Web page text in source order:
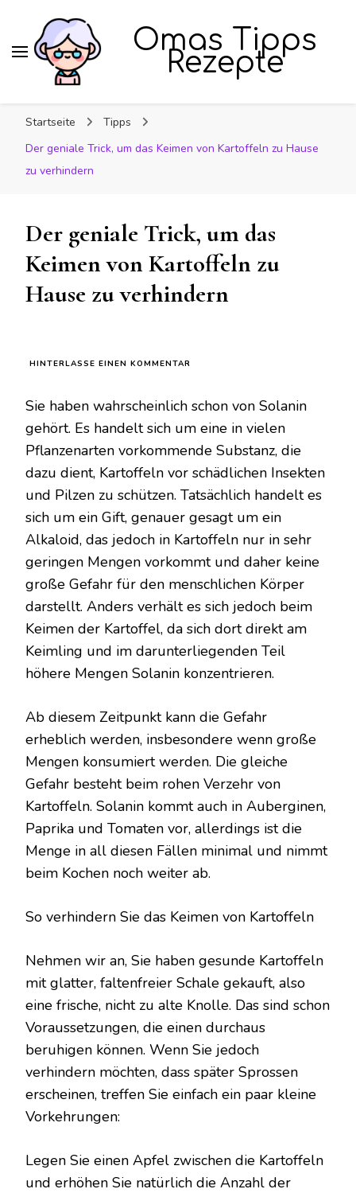
Omas Tipps
Rezepte
Startseite
Tipps
Der geniale Trick, um das Keimen von Kartoffeln zu Hause
zu verhindern
Der geniale Trick, um das
Keimen von Kartoffeln zu
Hause zu verhindern
HINTERLASSE EINEN KOMMENTAR
TRICK,
DAS
KEIMEN
KARTOFFELN
ZU
ZU
VERHINDERN
Sie haben wahrscheinlich schon von Solanin
gehört. Es handelt sich um eine in vielen
Pflanzenarten vorkommende Substanz, die
dazu dient, Kartoffeln vor schädlichen Insekten
und Pilzen zu schützen. Tatsächlich handelt es
sich um ein Gift, genauer gesagt um ein
Alkaloid, das jedoch in Kartoffeln nur in sehr
geringen Mengen vorkommt und daher keine
große Gefahr für den menschlichen Körper
darstellt. Anders verhält es sich jedoch beim
Keimen der Kartoffel, da sich dort direkt am
Keimling und im darunterliegenden Teil
höhere Mengen Solanin konzentrieren.
Ab diesem Zeitpunkt kann die Gefahr
erheblich werden, insbesondere wenn große
Mengen konsumiert werden. Die gleiche
Gefahr besteht beim rohen Verzehr von
Kartoffeln. Solanin kommt auch in Auberginen,
Paprika und Tomaten vor, allerdings ist die
Menge in all diesen Fällen minimal und nimmt
beim Kochen noch weiter ab.
So verhindern Sie das Keimen von Kartoffeln
Nehmen wir an, Sie haben gesunde Kartoffeln
mit glatter, faltenfreier Schale gekauft, also
eine frische, nicht zu alte Knolle. Das sind schon
Voraussetzungen, die einen durchaus
beruhigen können. Wenn Sie jedoch
verhindern möchten, dass später Sprossen
erscheinen, treffen Sie einfach ein paar kleine
Vorkehrungen:
Legen Sie einen Apfel zwischen die Kartoffeln
und erhöhen Sie natürlich die Anzahl der